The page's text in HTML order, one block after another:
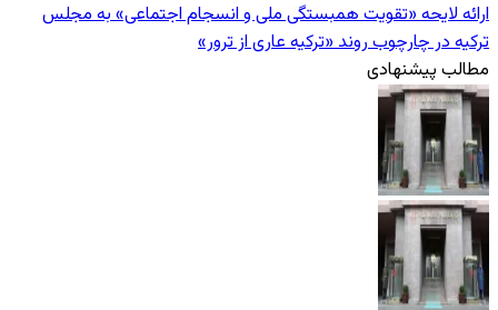
ارائه لایحه «تقویت همبستگی ملی و انسجام اجتماعی» به مجلس
ترکیه در چارچوب روند «ترکیه عاری از ترور»
مطالب پیشنهادی